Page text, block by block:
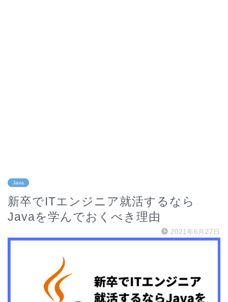
Java
新卒でITエンジニア就活するなら
Javaを学んでおくべき理由
2021年6月27日